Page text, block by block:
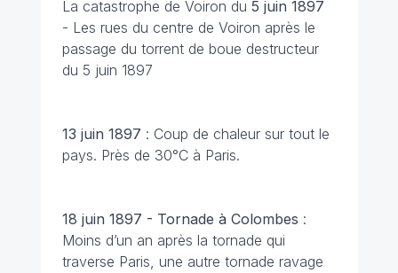
La catastrophe de Voiron du 5 juin 1897
- Les rues du centre de Voiron après le
passage du torrent de boue destructeur
du 5 juin 1897
13 juin 1897 : Coup de chaleur sur tout le
pays. Près de 30°C à Paris.
18 juin 1897 - Tornade à Colombes :
Moins d’un an après la tornade qui
traverse Paris, une autre tornade ravage